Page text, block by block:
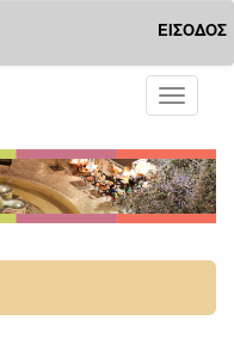
ΕΙΣΟΔΟΣ
Toggle